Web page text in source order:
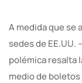
A medida que se
sedes de
polémica resalta
medio de boletos